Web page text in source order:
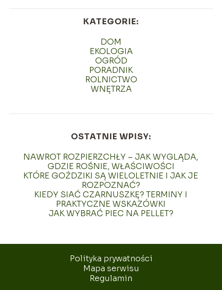
KATEGORIE:
DOM
EKOLOGIA
OGRÓD
PORADNIK
ROLNICTWO
WNĘTRZA
OSTATNIE WPISY:
NAWROT ROZPIERZCHŁY – JAK WYGLĄDA,
GDZIE ROŚNIE, WŁAŚCIWOŚCI
KTÓRE GOŹDZIKI SĄ WIELOLETNIE I JAK JE
ROZPOZNAĆ?
KIEDY SIAĆ CZARNUSZKĘ? TERMINY I
PRAKTYCZNE WSKAZÓWKI
JAK WYBRAĆ PIEC NA PELLET?
Polityka prywatności
Mapa serwisu
Regulamin